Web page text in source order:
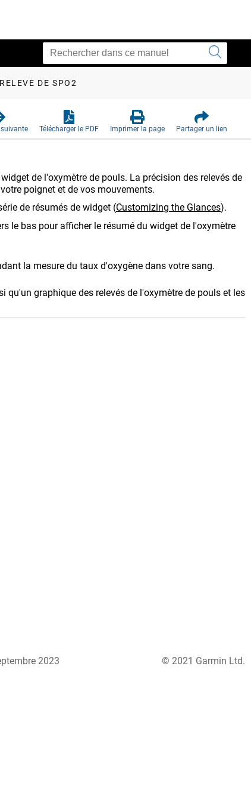
DE SPO2
suivante Télécharger le PDF Imprimer la page Partager un lien
de l'oxymètre de pouls. La précision des relevés de
poignet et de vos mouvements.
de résumés de widget (Customizing the Glances).
le bas pour afficher le résumé du widget de l'oxymètre
la mesure du taux d'oxygène dans votre sang.
graphique des relevés de l'oxymètre de pouls et les
2023 © 2021 Garmin Ltd.